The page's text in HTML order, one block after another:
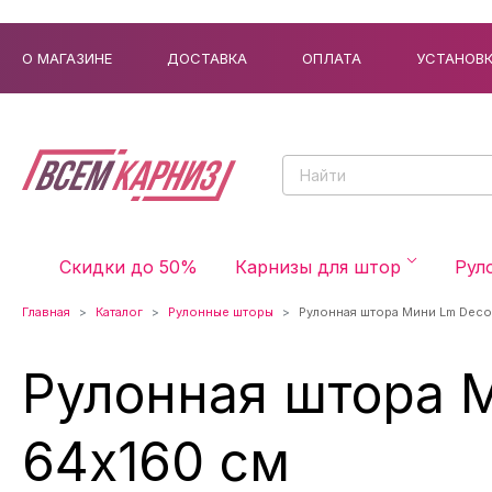
О МАГАЗИНЕ ДОСТАВКА ОПЛАТА
Скидки до 50% Карнизы для штор
Главная Каталог Рулонные шторы Рулонная штора Мини Lm
Рулонная штора
64x160 см